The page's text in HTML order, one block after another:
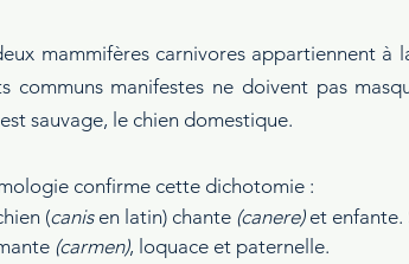
mammifères carnivores appartiennent à
communs manifestes ne doivent pas
sauvage, le chien domestique.
confirme cette dichotomie :
(canis en latin) chante (canere) et enfante.
(carmen), loquace et paternelle.